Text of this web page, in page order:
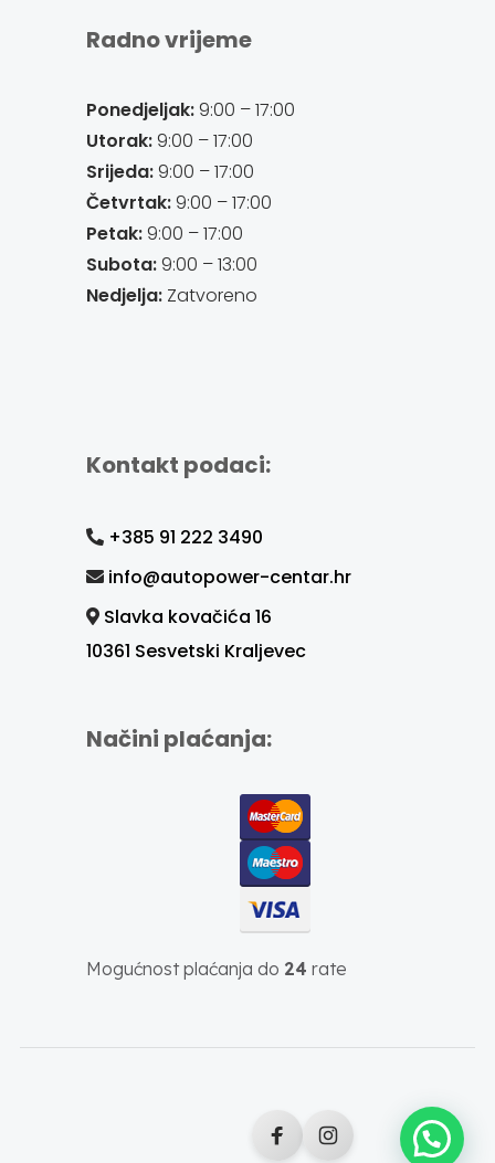
Radno vrijeme
Ponedjeljak:9:00 – 17:00
Utorak:9:00 – 17:00
Srijeda:9:00 – 17:00
Četvrtak:9:00 – 17:00
Petak:9:00 – 17:00
Subota:9:00 – 13:00
Nedjelja:Zatvoreno
Kontakt podaci:
+385 91 222 3490
info@autopower-centar.hr
Slavka kovačića 16
10361 Sesvetski Kraljevec
Načini plaćanja:
Mogućnost plaćanja do 24 rate